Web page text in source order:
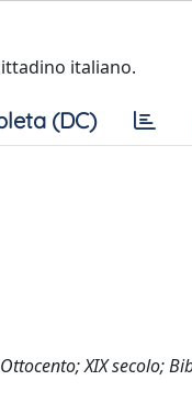
italiano.
(DC)
XIX secolo;